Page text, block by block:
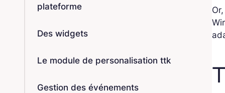
plateforme
Des widgets
Le module de personalisation ttk
Gestion des événements